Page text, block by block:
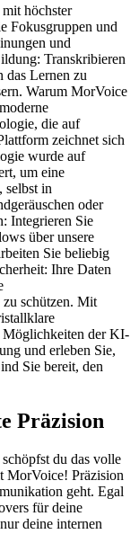
höchster
Fokusgruppen und
und
Transkribieren
das Lernen zu
Warum MorVoice
die auf
zeichnet sich
wurde auf
um eine
selbst in
oder
Integrieren Sie
über unsere
Sie beliebig
Ihre Daten
zu schützen. Mit
Möglichkeiten der KI-
und erleben Sie,
Sie bereit, den
Präzision
du das volle
MorVoice! Präzision
geht. Egal
für deine
deine internen